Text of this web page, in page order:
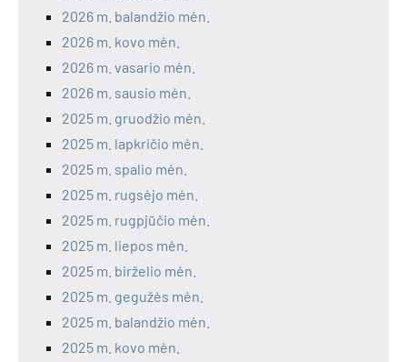
2026 m. balandžio mėn.
2026 m. kovo mėn.
2026 m. vasario mėn.
2026 m. sausio mėn.
2025 m. gruodžio mėn.
2025 m. lapkričio mėn.
2025 m. spalio mėn.
2025 m. rugsėjo mėn.
2025 m. rugpjūčio mėn.
2025 m. liepos mėn.
2025 m. birželio mėn.
2025 m. gegužės mėn.
2025 m. balandžio mėn.
2025 m. kovo mėn.